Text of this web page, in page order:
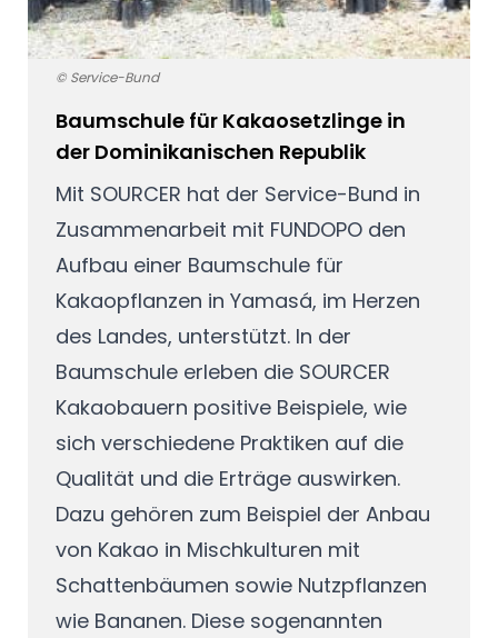
© Service-Bund
Baumschule für Kakaosetzlinge in
der Dominikanischen Republik
Mit SOURCER hat der Service-Bund in
Zusammenarbeit mit FUNDOPO den
Aufbau einer Baumschule für
Kakaopflanzen in Yamasá, im Herzen
des Landes, unterstützt. In der
Baumschule erleben die SOURCER
Kakaobauern positive Beispiele, wie
sich verschiedene Praktiken auf die
Qualität und die Erträge auswirken.
Dazu gehören zum Beispiel der Anbau
von Kakao in Mischkulturen mit
Schattenbäumen sowie Nutzpflanzen
wie Bananen. Diese sogenannten